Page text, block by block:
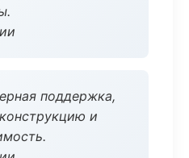
поддержка,
и